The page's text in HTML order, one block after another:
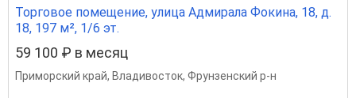
Торговое помещение, улица Адмирала Фокина, 18, д.
18, 197 м², 1/6 эт.
59 100 ₽ в месяц
Приморский край, Владивосток, Фрунзенский р-н